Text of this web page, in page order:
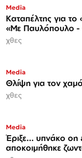
Media
Καταπέλτης για
«Με Παυλόπουλο -
χθες
Media
Θλίψη για
χθες
Media
Έριξε... υπνάκο on
αποκοιμήθηκε